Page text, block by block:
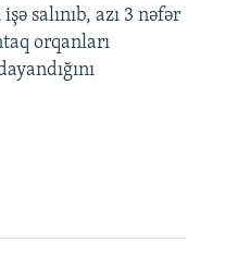
salınıb, azı 3 nəfər
orqanları